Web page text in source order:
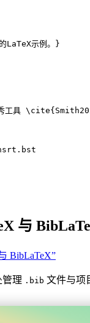
LaTeX示例。}
工具 \cite{
与
BibLaTeX”
理 .bib 文件与项